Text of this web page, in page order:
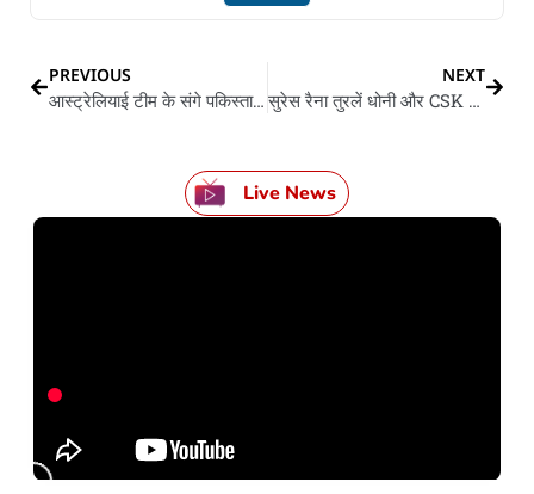
PREVIOUS
आस्ट्रेलियाई टीम के संगे पकिस्तान नाइ जइहें ग्लेन मैक्सवेल
NEXT
सुरेस रैना तुरलें धोनी और CSK के भरोसा
Live News